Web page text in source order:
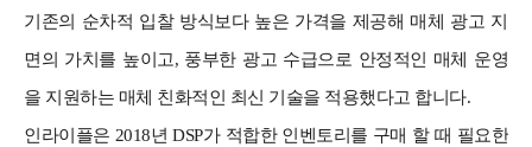
기존의 순차적 입찰 방식보다 높은 가격을 제공해 매체 광고 지
면의 가치를 높이고, 풍부한 광고 수급으로 안정적인 매체 운영
을 지원하는 매체 친화적인 최신 기술을 적용했다고 합니다.
인라이플은 2018년 DSP가 적합한 인벤토리를 구매 할 때 필요한